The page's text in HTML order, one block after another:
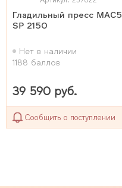
Гладильный пресс MAC5
SP 2150
Нет в наличии
1188 баллов
39 590 руб.
Сообщить о поступлении